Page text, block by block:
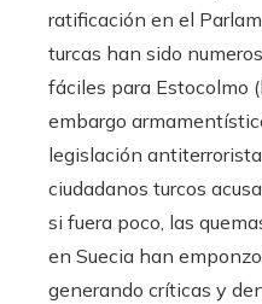
ratificación en el
turcas han sido
fáciles para Estocolmo
embargo
legislación
ciudadanos turcos
si fuera poco, las
en Suecia han
generando críticas y